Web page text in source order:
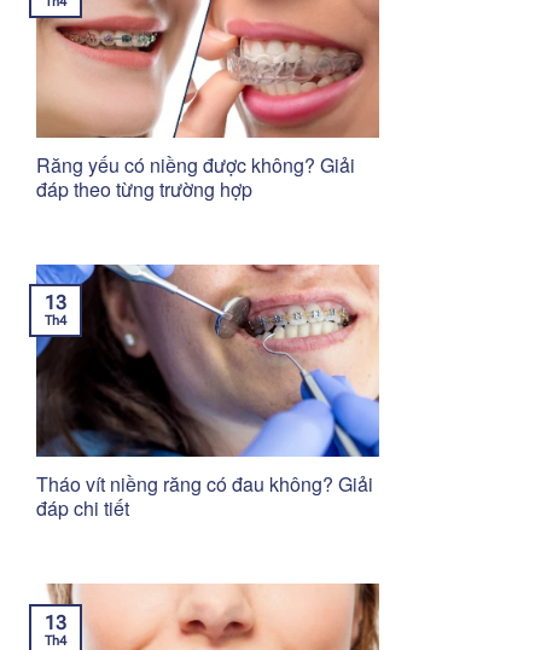
Răng yếu có niềng được không? Giải
đáp theo từng trường hợp
Tháo vít niềng răng có đau không? Giải
đáp chi tiết
13
Th4
13
Th4